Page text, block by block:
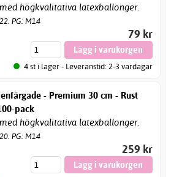
högkvalitativa latexballonger.
PG: M14
79 kr
4 st i lager - Leveranstid: 2-3 vardagar
- Premium 30 cm - Rust
pack
högkvalitativa latexballonger.
PG: M14
259 kr